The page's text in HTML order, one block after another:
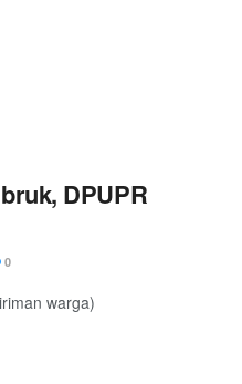
DPUPR
0
warga)